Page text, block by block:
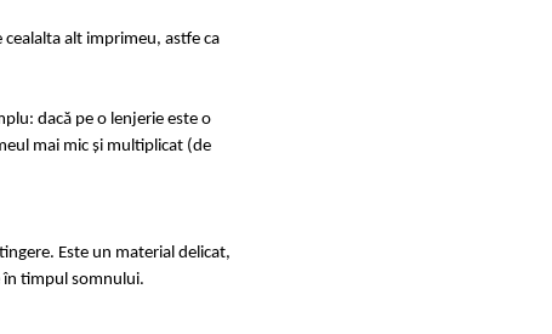
alt imprimeu, astfe ca
dacă pe o lenjerie este o
mai mic și multiplicat (de
Este un material delicat,
în timpul somnului.